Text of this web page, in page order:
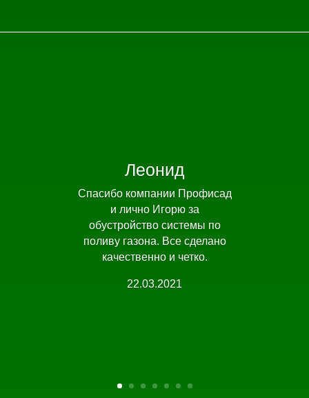
Леонид
Спасибо компании Профисад
и лично Игорю за
обустройство системы по
поливу газона. Все сделано
качественно и четко.
22.03.2021